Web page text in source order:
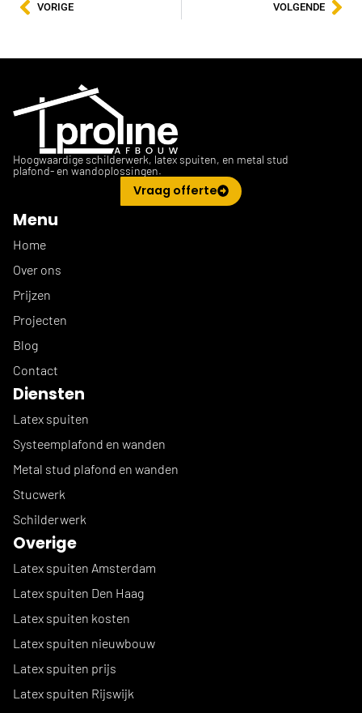
VORIGE VOLGENDE
Hoogwaardige schilderwerk, latex spuiten, en metal stud
plafond- en wandoplossingen.
Vraag offerte
Menu
Home
Over ons
Prijzen
Projecten
Blog
Contact
Diensten
Latex spuiten
Systeemplafond en wanden
Metal stud plafond en wanden
Stucwerk
Schilderwerk
Overige
Latex spuiten Amsterdam
Latex spuiten Den Haag
Latex spuiten kosten
Latex spuiten nieuwbouw
Latex spuiten prijs
Latex spuiten Rijswijk